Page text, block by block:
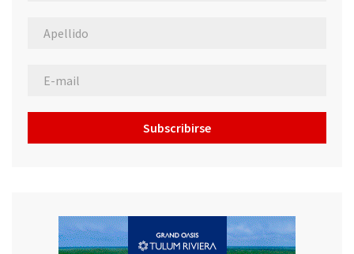
Subscribirse